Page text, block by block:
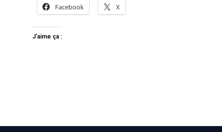
Facebook X
J’aime ça :